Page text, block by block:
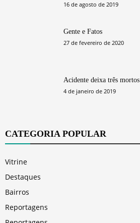
16 de agosto de 2019
Gente e Fatos
27 de fevereiro de 2020
Acidente deixa três mortos
4 de janeiro de 2019
CATEGORIA POPULAR
Vitrine
Destaques
Bairros
Reportagens